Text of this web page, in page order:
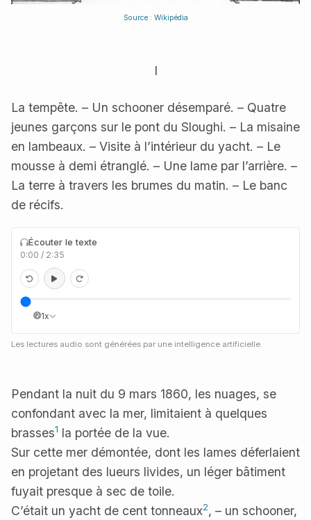
Source : Wikipédia
I
La tempête. – Un schooner désemparé. – Quatre
jeunes garçons sur le pont du Sloughi. – La misaine
en lambeaux. – Visite à l’intérieur du yacht. – Le
mousse à demi étranglé. – Une lame par l’arrière. –
La terre à travers les brumes du matin. – Le banc
de récifs.
Écouter le texte
0:00 / 2:35
1x
Les lectures audio sont générées par une intelligence artificielle.
Pendant la nuit du 9 mars 1860, les nuages, se
confondant avec la mer, limitaient à quelques
brasses1 la portée de la vue.
Sur cette mer démontée, dont les lames déferlaient
en projetant des lueurs livides, un léger bâtiment
fuyait presque à sec de toile.
C’était un yacht de cent tonneaux2, – un schooner,